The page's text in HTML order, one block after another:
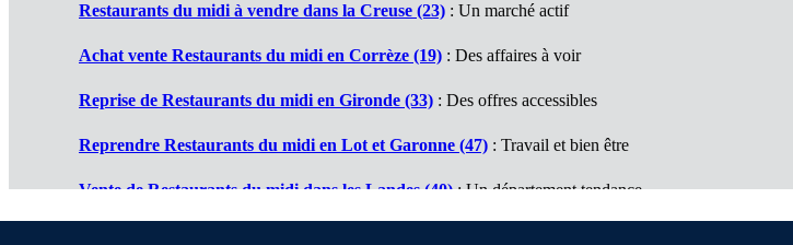
Restaurants du midi à vendre dans la Creuse (23) : Un marché actif
Achat vente Restaurants du midi en Corrèze (19) : Des affaires à voir
Reprise de Restaurants du midi en Gironde (33) : Des offres accessibles
Reprendre Restaurants du midi en Lot et Garonne (47) : Travail et bien être
Vente de Restaurants du midi dans les Landes (40): Un département tendance